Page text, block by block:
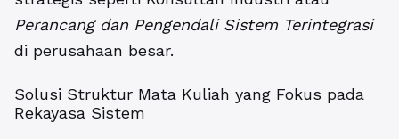
Perancang dan Pengendali Sistem Terintegrasi
di perusahaan besar.
Solusi Struktur Mata Kuliah yang Fokus pada
Rekayasa Sistem